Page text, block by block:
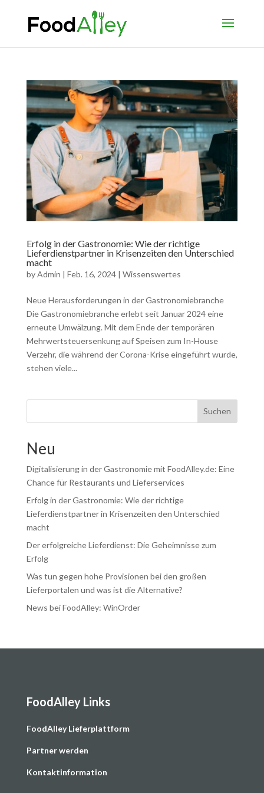
Erfolg in der Gastronomie: Wie der richtige
Lieferdienstpartner in Krisenzeiten den Unterschied
macht
byAdmin | Feb. 16, 2024| Wissenswertes
Neue Herausforderungen in der Gastronomiebranche
Die Gastronomiebranche erlebt seit Januar 2024 eine
erneute Umwälzung. Mit dem Ende der temporären
Mehrwertsteuersenkung auf Speisen zum In-House
Verzehr, die während der Corona-Krise eingeführt wurde,
stehen viele...
Suchen
Neu
Digitalisierung in der Gastronomie mit FoodAlley.de: Eine
Chance für Restaurants und Lieferservices
Erfolg in der Gastronomie: Wie der richtige
Lieferdienstpartner in Krisenzeiten den Unterschied
macht
Der erfolgreiche Lieferdienst: Die Geheimnisse zum
Erfolg
Was tun gegen hohe Provisionen bei den großen
Lieferportalen und was ist die Alternative?
News bei FoodAlley: WinOrder
FoodAlley Links
FoodAlley Lieferplattform
Partner werden
Kontaktinformation